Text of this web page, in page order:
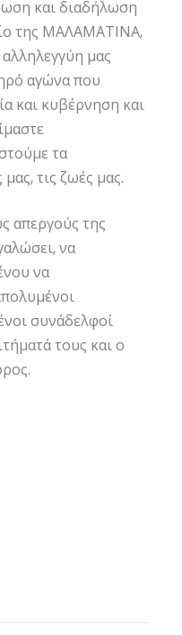
και διαδήλωση
της ΜΑΛΑΜΑΤΙΝΑ,
μας
αγώνα που
και κυβέρνηση και
τα
τις ζωές μας.
απεργούς της
να
να
συνάδελφοί
τους και ο